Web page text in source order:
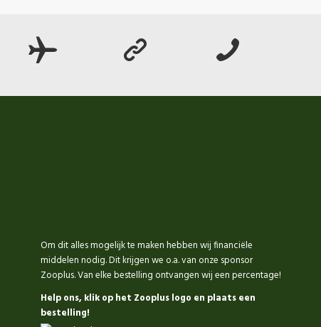
Om dit alles mogelijk te maken hebben wij financiële
middelen nodig. Dit krijgen we o.a. van onze sponsor
Zooplus. Van elke bestelling ontvangen wij een percentage!
Help ons, klik op het Zooplus logo en plaats een
bestelling!